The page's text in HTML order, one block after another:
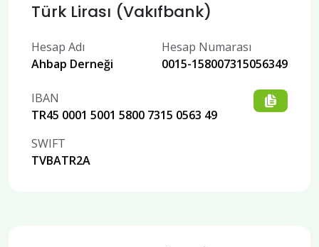
Türk Lirası (Vakıfbank)
Hesap Adı
Ahbap Derneği
Hesap Numarası
0015-158007315056349
IBAN
TR45 0001 5001 5800 7315 0563 49
SWIFT
TVBATR2A